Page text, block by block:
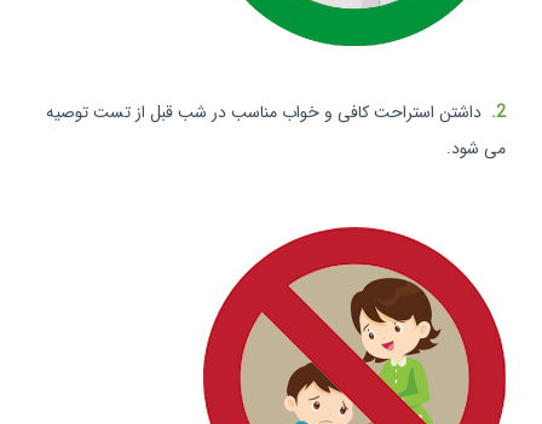
2. داشتن استراحت کافی و خواب مناسب در شب قبل از تست توصيه
می شود.